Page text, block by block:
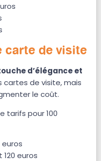
carte de visite
d’élégance et
cartes de visite, mais
le coût.
tarifs pour 100
euros